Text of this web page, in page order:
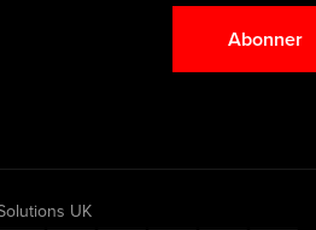
Abonner
UK